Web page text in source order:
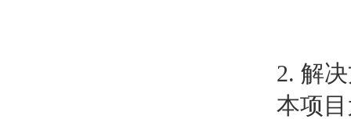
2. 解
本项